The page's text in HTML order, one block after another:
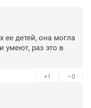
ее детей, она могла
умеют, раз это в
+1 –0